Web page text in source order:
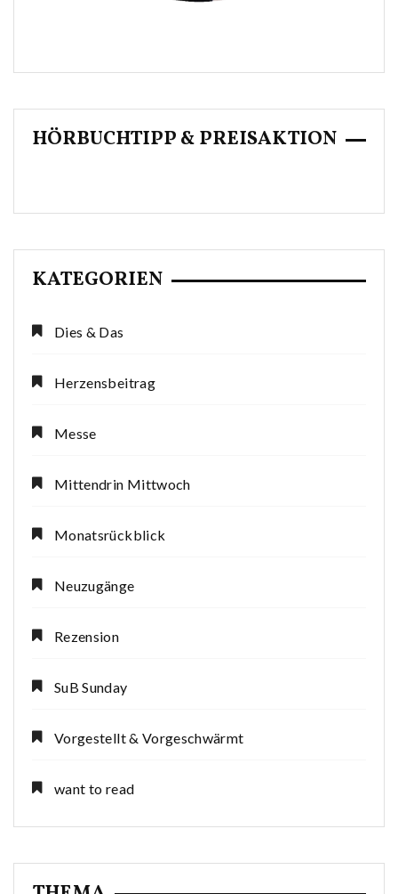
HÖRBUCHTIPP & PREISAKTION
KATEGORIEN
Dies & Das
Herzensbeitrag
Messe
Mittendrin Mittwoch
Monatsrückblick
Neuzugänge
Rezension
SuB Sunday
Vorgestellt & Vorgeschwärmt
want to read